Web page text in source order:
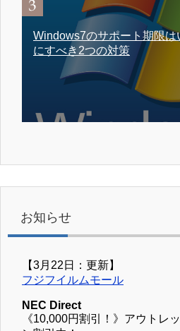
Windows7のサポート期限は
にすべき2つの対策
お知らせ
【3月22日：更新】
フジフイルムモール
NEC Direct
《10,000円割引！》アウトレ